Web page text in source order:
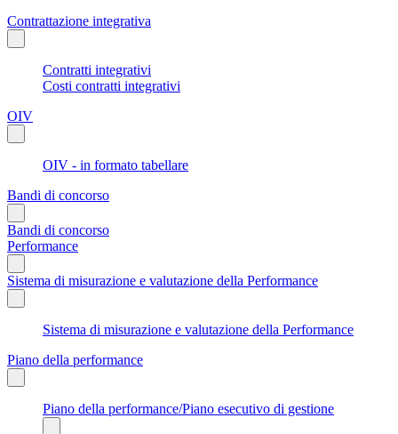
Contrattazione integrativa
Contratti integrativi
Costi contratti integrativi
OIV
OIV - in formato tabellare
Bandi di concorso
Bandi di concorso
Performance
Sistema di misurazione e valutazione della Performance
Sistema di misurazione e valutazione della Performance
Piano della performance
Piano della performance/Piano esecutivo di gestione